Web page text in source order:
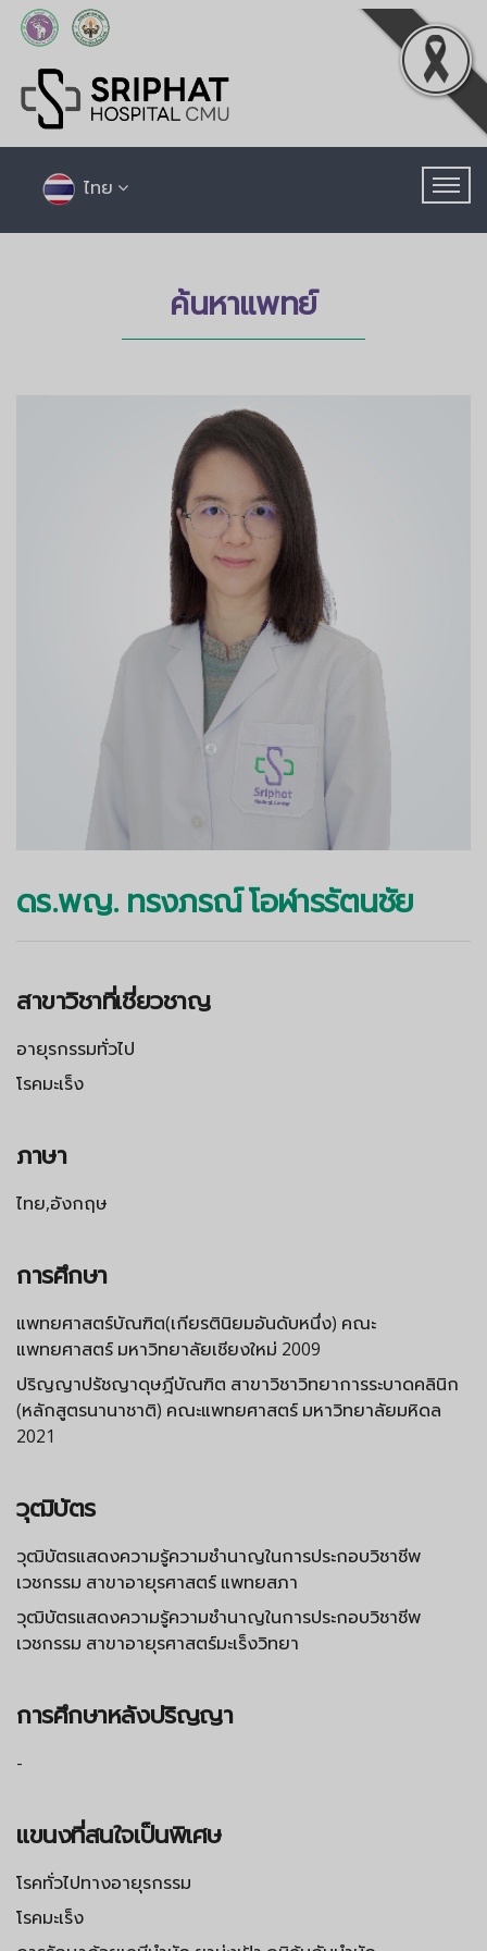
ไทย
ค้นหาแพทย์
ดร.พญ. ทรงภรณ์ โอฬารรัตนชัย
สาขาวิชาที่เชี่ยวชาญ
อายุรกรรมทั่วไป
โรคมะเร็ง
ภาษา
ไทย,อังกฤษ
การศึกษา
แพทยศาสตร์บัณฑิต(เกียรตินิยมอันดับหนึ่ง) คณะ
แพทยศาสตร์ มหาวิทยาลัยเชียงใหม่ 2009
ปริญญาปรัชญาดุษฎีบัณฑิต สาขาวิชาวิทยาการระบาดคลินิก
(หลักสูตรนานาชาติ) คณะแพทยศาสตร์ มหาวิทยาลัยมหิดล
2021
วุฒิบัตร
วุฒิบัตรแสดงความรู้ความชำนาญในการประกอบวิชาชีพ
เวชกรรม สาขาอายุรศาสตร์ แพทยสภา
วุฒิบัตรแสดงความรู้ความชำนาญในการประกอบวิชาชีพ
เวชกรรม สาขาอายุรศาสตร์มะเร็งวิทยา
การศึกษาหลังปริญญา
-
แขนงที่สนใจเป็นพิเศษ
โรคทั่วไปทางอายุรกรรม
โรคมะเร็ง